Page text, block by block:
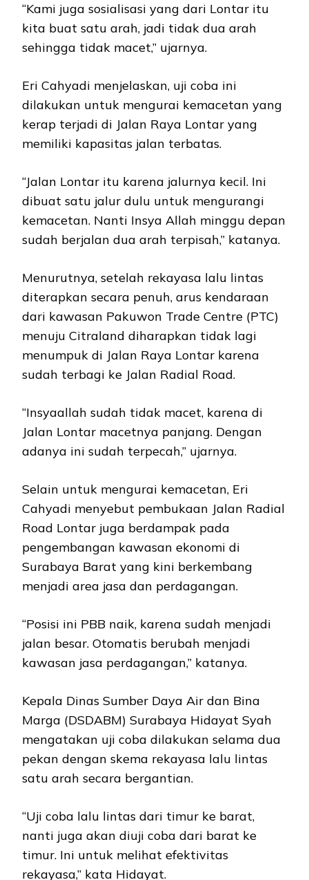
“Kami juga sosialisasi yang dari Lontar itu
kita buat satu arah, jadi tidak dua arah
sehingga tidak macet,” ujarnya.
Eri Cahyadi menjelaskan, uji coba ini
dilakukan untuk mengurai kemacetan yang
kerap terjadi di Jalan Raya Lontar yang
memiliki kapasitas jalan terbatas.
“Jalan Lontar itu karena jalurnya kecil. Ini
dibuat satu jalur dulu untuk mengurangi
kemacetan. Nanti Insya Allah minggu depan
sudah berjalan dua arah terpisah,” katanya.
Menurutnya, setelah rekayasa lalu lintas
diterapkan secara penuh, arus kendaraan
dari kawasan Pakuwon Trade Centre (PTC)
menuju Citraland diharapkan tidak lagi
menumpuk di Jalan Raya Lontar karena
sudah terbagi ke Jalan Radial Road.
“Insyaallah sudah tidak macet, karena di
Jalan Lontar macetnya panjang. Dengan
adanya ini sudah terpecah,” ujarnya.
Selain untuk mengurai kemacetan, Eri
Cahyadi menyebut pembukaan Jalan Radial
Road Lontar juga berdampak pada
pengembangan kawasan ekonomi di
Surabaya Barat yang kini berkembang
menjadi area jasa dan perdagangan.
“Posisi ini PBB naik, karena sudah menjadi
jalan besar. Otomatis berubah menjadi
kawasan jasa perdagangan,” katanya.
Kepala Dinas Sumber Daya Air dan Bina
Marga (DSDABM) Surabaya Hidayat Syah
mengatakan uji coba dilakukan selama dua
pekan dengan skema rekayasa lalu lintas
satu arah secara bergantian.
“Uji coba lalu lintas dari timur ke barat,
nanti juga akan diuji coba dari barat ke
timur. Ini untuk melihat efektivitas
rekayasa,” kata Hidayat.